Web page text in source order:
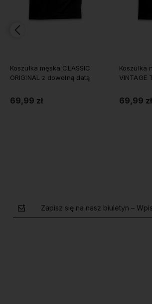
Koszulka męska CLASSIC
ORIGINAL z dowolną datą
69,99 zł
Koszulka
VINTAGE
69,99 zł
Zapisz się na nasz biuletyn –